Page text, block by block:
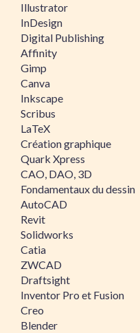
Illustrator
InDesign
Digital Publishing
Affinity
Gimp
Canva
Inkscape
Scribus
LaTeX
Création graphique
Quark Xpress
CAO, DAO, 3D
Fondamentaux du dessin
AutoCAD
Revit
Solidworks
Catia
ZWCAD
Draftsight
Inventor Pro et Fusion
Creo
Blender